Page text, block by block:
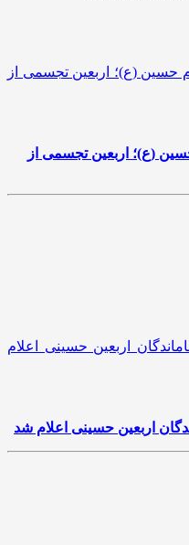
(ع)؛ اربعین تجسمی از
اربعین حسینی اعلام شد